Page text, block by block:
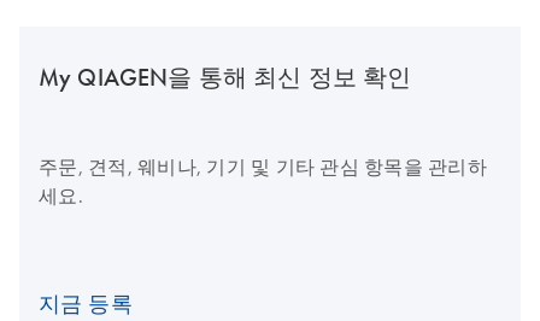
My QIAGEN을 통해 최신 정보 확인
주문, 견적, 웨비나, 기기 및 기타 관심 항목을 관리하
세요.
지금 등록